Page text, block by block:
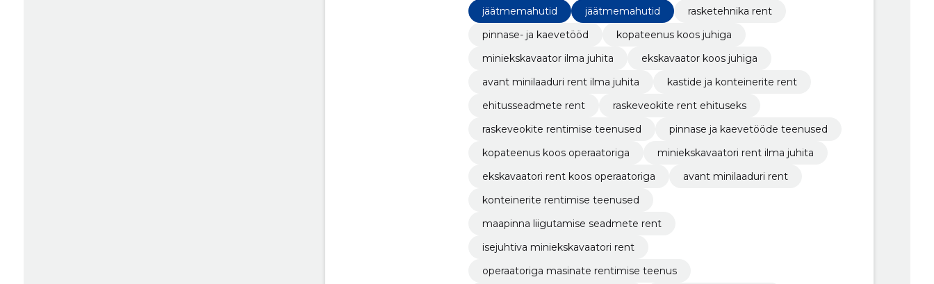
jäätmemahutid jäätmemahutid
rasketehnika rent
pinnase- ja kaevetööd
kopateenus koos juhiga
miniekskavaator ilma juhita
ekskavaator koos juhiga
avant minilaaduri rent ilma juhita
kastide ja konteinerite rent
ehitusseadmete rent
raskeveokite rent ehituseks
raskeveokite rentimise teenused
pinnase ja kaevetööde teenused
kopateenus koos operaatoriga
miniekskavaatori rent ilma juhita
ekskavaatori rent koos operaatoriga
avant minilaaduri rent
konteinerite rentimise teenused
maapinna liigutamise seadmete rent
isejuhtiva miniekskavaatori rent
operaatoriga masinate rentimise teenus